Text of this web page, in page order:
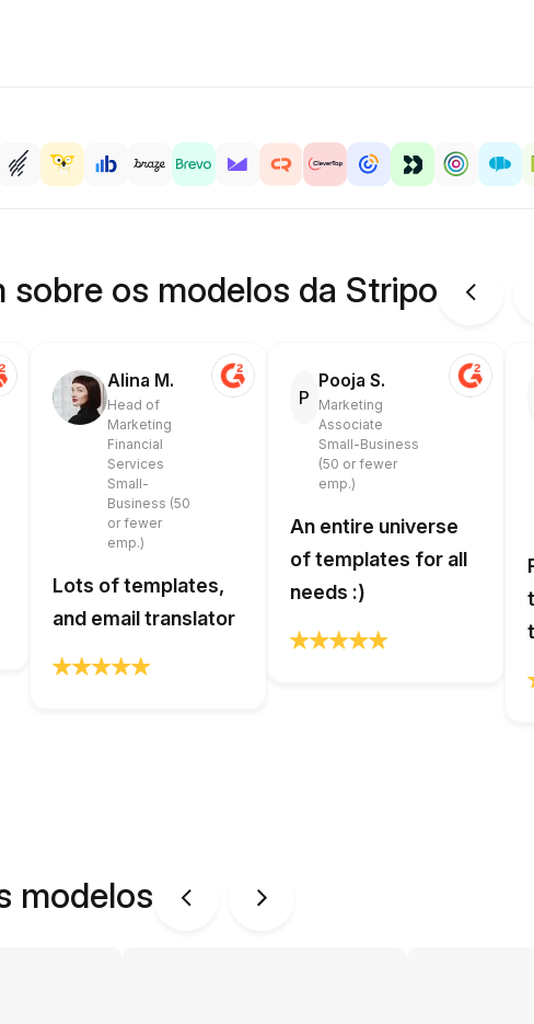
os modelos da Stripo
Alina M.
Head of
Marketing
Financial
Services
Small-
Business (50
or fewer
emp.)
Lots of templates,
and email translator
P
Pooja S.
Marketing
Associate
Small-Business
(50 or fewer
emp.)
An entire universe
of templates for all
needs :)
modelos